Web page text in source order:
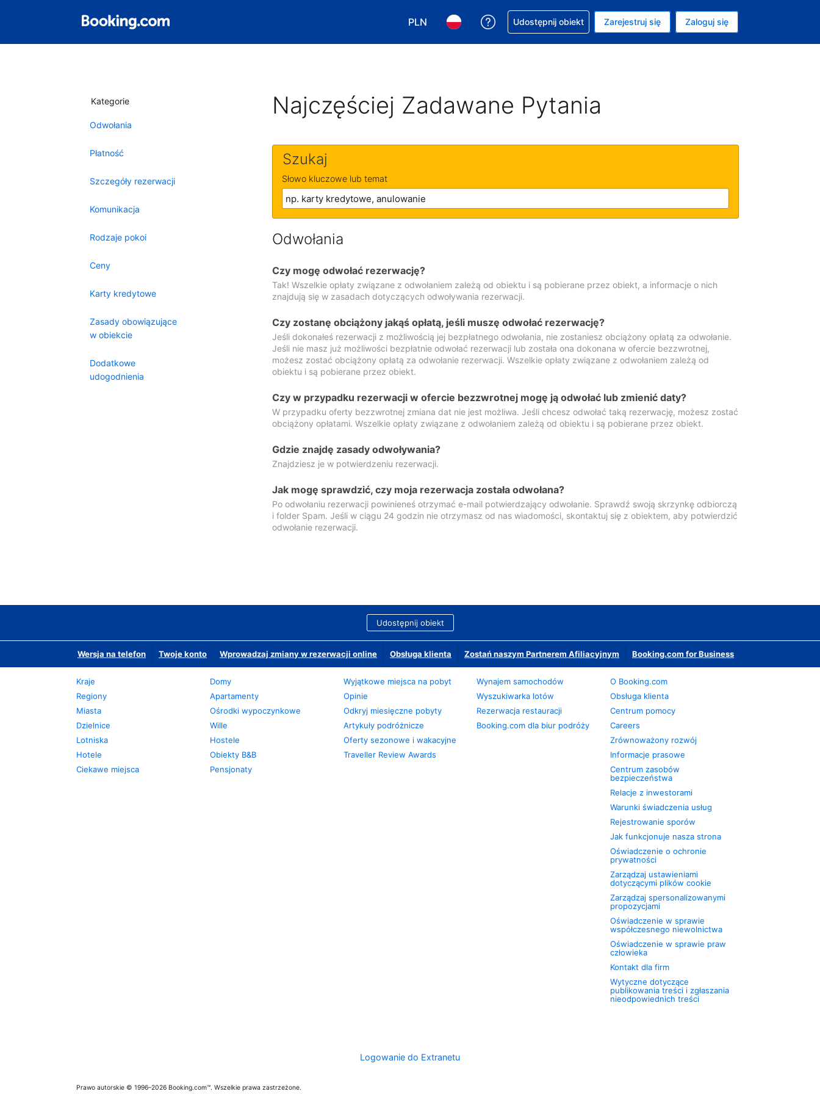
PLN
Wybierz walutę. Wybrana waluta to Złoty polski
Wybierz język. Wybrany język to Polski
Uzyskaj pomoc w sprawie rezerwacji
Udostępnij obiekt Zarejestruj się Zaloguj się
Kategorie
Odwołania
Płatność
Szczegóły rezerwacji
Komunikacja
Rodzaje pokoi
Ceny
Karty kredytowe
Zasady obowiązujące
w obiekcie
Dodatkowe
udogodnienia
Najczęściej Zadawane Pytania
Szukaj
Słowo kluczowe lub temat
Odwołania
Czy mogę odwołać rezerwację?
Tak! Wszelkie opłaty związane z odwołaniem zależą od obiektu i są pobierane przez obiekt, a informacje o nich
znajdują się w zasadach dotyczących odwoływania rezerwacji.
Czy zostanę obciążony jakąś opłatą, jeśli muszę odwołać rezerwację?
Jeśli dokonałeś rezerwacji z możliwością jej bezpłatnego odwołania, nie zostaniesz obciążony opłatą za odwołanie.
Jeśli nie masz już możliwości bezpłatnie odwołać rezerwacji lub została ona dokonana w ofercie bezzwrotnej,
możesz zostać obciążony opłatą za odwołanie rezerwacji. Wszelkie opłaty związane z odwołaniem zależą od
obiektu i są pobierane przez obiekt.
Czy w przypadku rezerwacji w ofercie bezzwrotnej mogę ją odwołać lub zmienić daty?
W przypadku oferty bezzwrotnej zmiana dat nie jest możliwa. Jeśli chcesz odwołać taką rezerwację, możesz zostać
obciążony opłatami. Wszelkie opłaty związane z odwołaniem zależą od obiektu i są pobierane przez obiekt.
Gdzie znajdę zasady odwoływania?
Znajdziesz je w potwierdzeniu rezerwacji.
Jak mogę sprawdzić, czy moja rezerwacja została odwołana?
Po odwołaniu rezerwacji powinieneś otrzymać e-mail potwierdzający odwołanie. Sprawdź swoją skrzynkę odbiorczą
i folder Spam. Jeśli w ciągu 24 godzin nie otrzymasz od nas wiadomości, skontaktuj się z obiektem, aby potwierdzić
odwołanie rezerwacji.
Udostępnij obiekt
Wersja na telefon Twoje konto Wprowadzaj zmiany w rezerwacji online Obsługa klienta Zostań naszym Partnerem Afiliacyjnym Booking.com for Business
Kraje
Regiony
Miasta
Dzielnice
Lotniska
Hotele
Ciekawe miejsca
Domy
Apartamenty
Ośrodki wypoczynkowe
Wille
Hostele
Obiekty B&B
Pensjonaty
Wyjątkowe miejsca na pobyt
Opinie
Odkryj miesięczne pobyty
Artykuły podróżnicze
Oferty sezonowe i wakacyjne
Traveller Review Awards
Wynajem samochodów
Wyszukiwarka lotów
Rezerwacja restauracji
Booking.com dla biur podróży
O Booking.com
Obsługa klienta
Centrum pomocy
Careers
Zrównoważony rozwój
Informacje prasowe
Centrum zasobów
bezpieczeństwa
Relacje z inwestorami
Warunki świadczenia usług
Rejestrowanie sporów
Jak funkcjonuje nasza strona
Oświadczenie o ochronie
prywatności
Zarządzaj ustawieniami
dotyczącymi plików cookie
Zarządzaj spersonalizowanymi
propozycjami
Oświadczenie w sprawie
współczesnego niewolnictwa
Oświadczenie w sprawie praw
człowieka
Kontakt dla firm
Wytyczne dotyczące
publikowania treści i zgłaszania
nieodpowiednich treści
Logowanie do Extranetu
Prawo autorskie © 1996–2026 Booking.com™. Wszelkie prawa zastrzeżone.